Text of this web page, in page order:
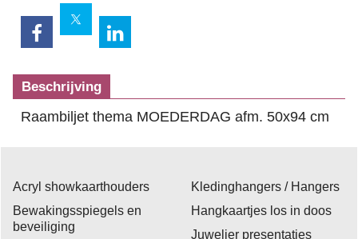
Beschrijving
Raambiljet thema MOEDERDAG afm. 50x94 cm
Acryl showkaarthouders
Bewakingsspiegels en
beveiliging
Kledinghangers / Hangers
Hangkaartjes los in doos
Juwelier presentaties